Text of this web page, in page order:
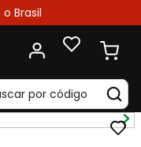
Brasil
por código